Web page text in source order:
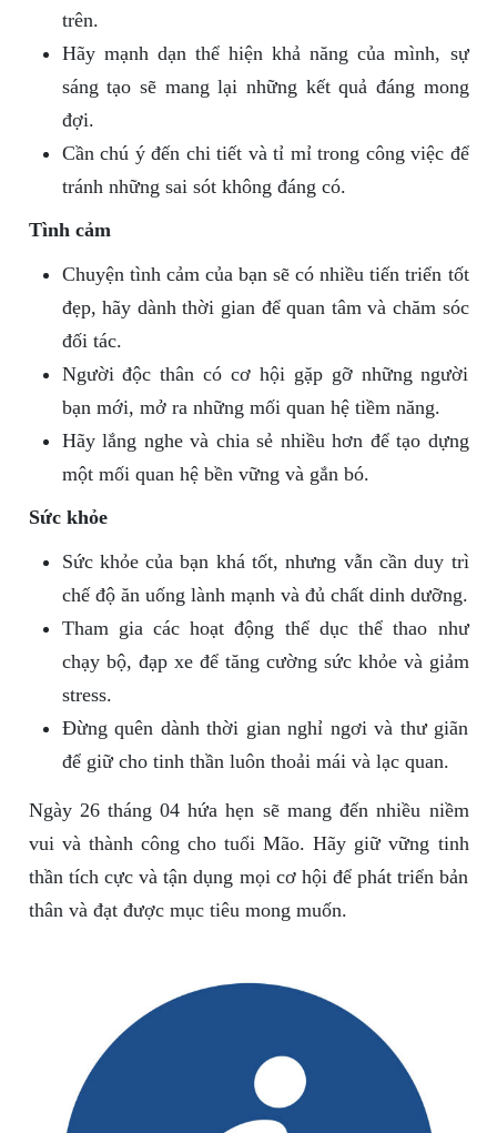
trên.
Hãy mạnh dạn thể hiện khả năng của mình, sự
sáng tạo sẽ mang lại những kết quả đáng mong
đợi.
Cần chú ý đến chi tiết và tỉ mỉ trong công việc để
tránh những sai sót không đáng có.
Tình cảm
Chuyện tình cảm của bạn sẽ có nhiều tiến triển tốt
đẹp, hãy dành thời gian để quan tâm và chăm sóc
đối tác.
Người độc thân có cơ hội gặp gỡ những người
bạn mới, mở ra những mối quan hệ tiềm năng.
Hãy lắng nghe và chia sẻ nhiều hơn để tạo dựng
một mối quan hệ bền vững và gắn bó.
Sức khỏe
Sức khỏe của bạn khá tốt, nhưng vẫn cần duy trì
chế độ ăn uống lành mạnh và đủ chất dinh dưỡng.
Tham gia các hoạt động thể dục thể thao như
chạy bộ, đạp xe để tăng cường sức khỏe và giảm
stress.
Đừng quên dành thời gian nghỉ ngơi và thư giãn
để giữ cho tinh thần luôn thoải mái và lạc quan.
Ngày 26 tháng 04 hứa hẹn sẽ mang đến nhiều niềm
vui và thành công cho tuổi Mão. Hãy giữ vững tinh
thần tích cực và tận dụng mọi cơ hội để phát triển bản
thân và đạt được mục tiêu mong muốn.